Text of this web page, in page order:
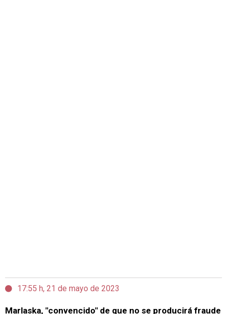
17:55 h, 21 de mayo de 2023
Marlaska, "convencido" de que no se producirá fraude